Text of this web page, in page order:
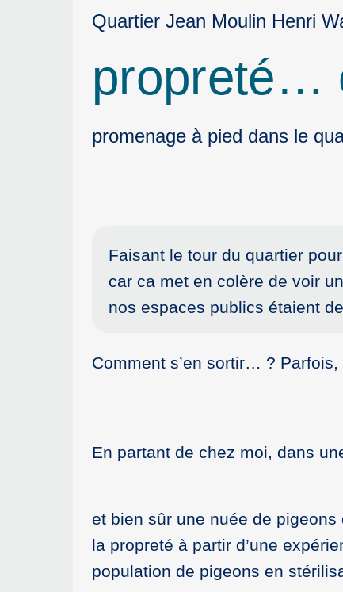
Quartier Jean Moulin Henri
propreté…
promenage à pied dans le
Faisant le tour du quartier
car ca met en colère de voir
nos espaces publics étaient
Comment s’en sortir… ?
En partant de chez moi, dans
et bien sûr une nuée de
la propreté à partir d’une
population de pigeons en